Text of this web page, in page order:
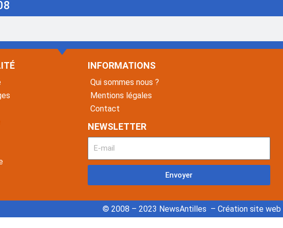
INFORMATIONS
Qui sommes nous ?
Mentions légales
Contact
NEWSLETTER
Envoyer
© 2008 – 2023 NewsAntilles – Création site web